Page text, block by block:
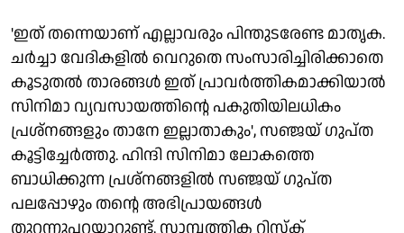
'ഇത് തന്നെയാണ് എല്ലാവരും പിന്തുടരേണ്ട മാതൃക.
ചര്‍ച്ചാ വേദികളില്‍ വെറുതെ സംസാരിച്ചിരിക്കാതെ
കൂടുതല്‍ താരങ്ങള്‍ ഇത് പ്രാവര്‍ത്തികമാക്കിയാല്‍
സിനിമാ വ്യവസായത്തിന്റെ പകുതിയിലധികം
പ്രശ്‌നങ്ങളും താനേ ഇല്ലാതാകും', സഞ്ജയ് ഗുപ്ത
കൂട്ടിച്ചേര്‍ത്തു. ഹിന്ദി സിനിമാ ലോകത്തെ
ബാധിക്കുന്ന പ്രശ്‌നങ്ങളില്‍ സഞ്ജയ് ഗുപ്ത
പലപ്പോഴും തന്റെ അഭിപ്രായങ്ങള്‍
തുറന്നുപറയാറുണ്ട്. സാമ്പത്തിക റിസ്‌ക്